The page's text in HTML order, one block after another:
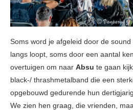
Soms word je afgeleid door de
langs loopt, soms door een aantal
overtuigen om naar Absu te gaan
black-/ thrashmetalband die een
opgebouwd gedurende hun
We zien hen graag, die vrienden,